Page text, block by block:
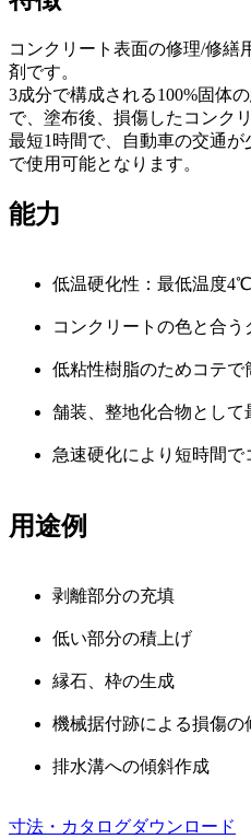
コンクリート表面の修理/修繕
剤です。
3成分で構成される100%固体
で、塗布後、損傷したコンク
最短1時間で、自動車の交通
で使用可能となります。
能力
低温硬化性：最低温度
コンクリートの色と合
低粘性樹脂のためコテで
舗装、整地化合物として
急速硬化により短時間
用途例
剥離部分の充填
低い部分の積上げ
縁石、枠の生成
機械据付跡による損傷の
排水溝への傾斜作成
寸法・カタログダウンロード